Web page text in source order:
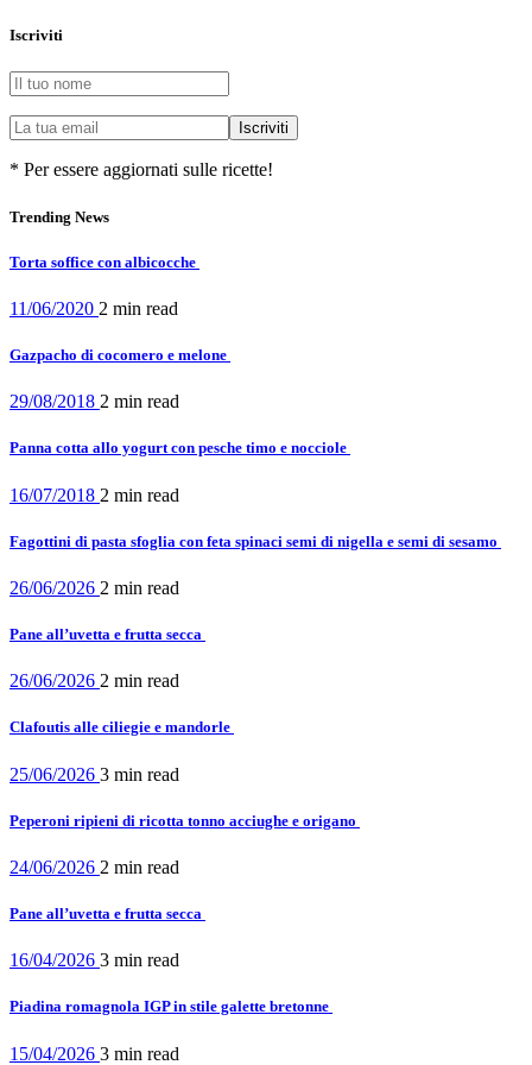
Iscriviti
* Per essere aggiornati sulle ricette!
Trending News
Torta soffice con albicocche
11/06/2020 2 min read
Gazpacho di cocomero e melone
29/08/2018 2 min read
Panna cotta allo yogurt con pesche timo e nocciole
16/07/2018 2 min read
Fagottini di pasta sfoglia con feta spinaci semi di nigella e semi di sesamo
26/06/2026 2 min read
Pane all’uvetta e frutta secca
26/06/2026 2 min read
Clafoutis alle ciliegie e mandorle
25/06/2026 3 min read
Peperoni ripieni di ricotta tonno acciughe e origano
24/06/2026 2 min read
Pane all’uvetta e frutta secca
16/04/2026 3 min read
Piadina romagnola IGP in stile galette bretonne
15/04/2026 3 min read